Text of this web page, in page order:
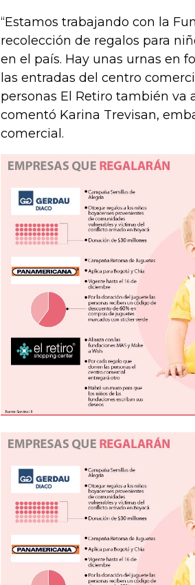
“Estamos trabajando con la
recolección de regalos para
en el país. Hay unas urnas en
las entradas del centro
personas El Retiro también va
comentó Karina Trevisan,
comercial.